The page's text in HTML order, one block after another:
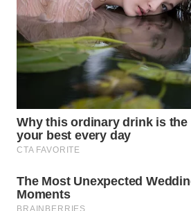
WN
SUBANG
WN
SUKABUMI
WN
PURWAKARTA
WN
TIMUR